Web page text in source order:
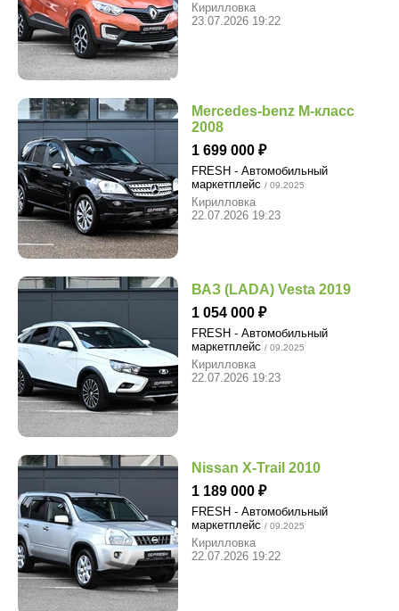
Кирилловка
23.07.2026 19:22
Mercedes-benz M-класс
2008
1 699 000
FRESH - Автомобильный
маркетплейс / 09.2025
Кирилловка
22.07.2026 19:23
ВАЗ (LADA) Vesta 2019
1 054 000
FRESH - Автомобильный
маркетплейс / 09.2025
Кирилловка
22.07.2026 19:23
Nissan X-Trail 2010
1 189 000
FRESH - Автомобильный
маркетплейс / 09.2025
Кирилловка
22.07.2026 19:22